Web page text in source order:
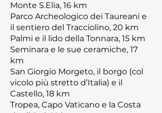
Monte S.Elia, 16 km
Parco Archeologico dei Taureani e
il sentiero del Tracciolino, 20 km
Palmi e il lido della Tonnara, 15 km
Seminara e le sue ceramiche, 17
km
San Giorgio Morgeto, il borgo (col
vicolo più stretto d’Italia) e il
Castello, 18 km
Tropea, Capo Vaticano e la Costa